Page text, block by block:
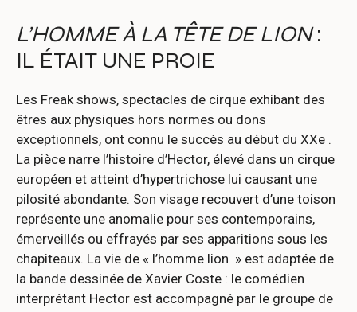
L’HOMME À LA TÊTE DE LION:
IL ÉTAIT UNE PROIE
Les Freak shows, spectacles de cirque exhibant des
êtres aux physiques hors normes ou dons
exceptionnels, ont connu le succès au début du XXe .
La pièce narre l’histoire d’Hector, élevé dans un cirque
européen et atteint d’hypertrichose lui causant une
pilosité abondante. Son visage recouvert d’une toison
représente une anomalie pour ses contemporains,
émerveillés ou effrayés par ses apparitions sous les
chapiteaux. La vie de « l’homme lion » est adaptée de
la bande dessinée de Xavier Coste : le comédien
interprétant Hector est accompagné par le groupe de